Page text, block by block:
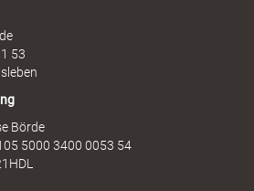
53
Börde
5000 3400 0053 54